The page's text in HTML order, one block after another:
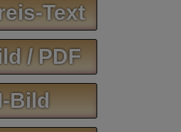
Text
/ PDF
Bild